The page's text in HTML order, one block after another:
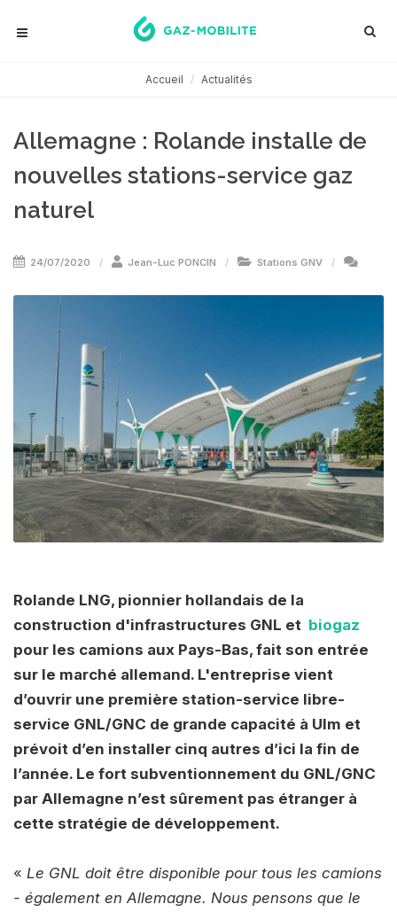
Accueil Actualités
Allemagne : Rolande installe de
nouvelles stations-service gaz
naturel
24/07/2020 Jean-Luc PONCIN Stations GNV
Rolande LNG, pionnier hollandais de la
construction d'infrastructures GNL et biogaz
pour les camions aux Pays-Bas, fait son entrée
sur le marché allemand. L'entreprise vient
d’ouvrir une première station-service libre-
service GNL/GNC de grande capacité à Ulm et
prévoit d’en installer cinq autres d’ici la fin de
l’année. Le fort subventionnement du GNL/GNC
par Allemagne n’est sûrement pas étranger à
cette stratégie de développement.
« Le GNL doit être disponible pour tous les camions
- également en Allemagne. Nous pensons que le